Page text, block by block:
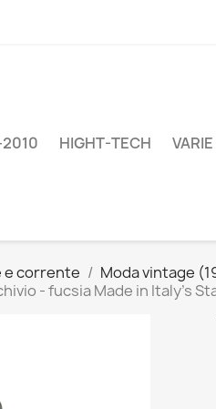
HIGHT-TECH
e corrente Moda vintage
- fucsia Made in Italy's